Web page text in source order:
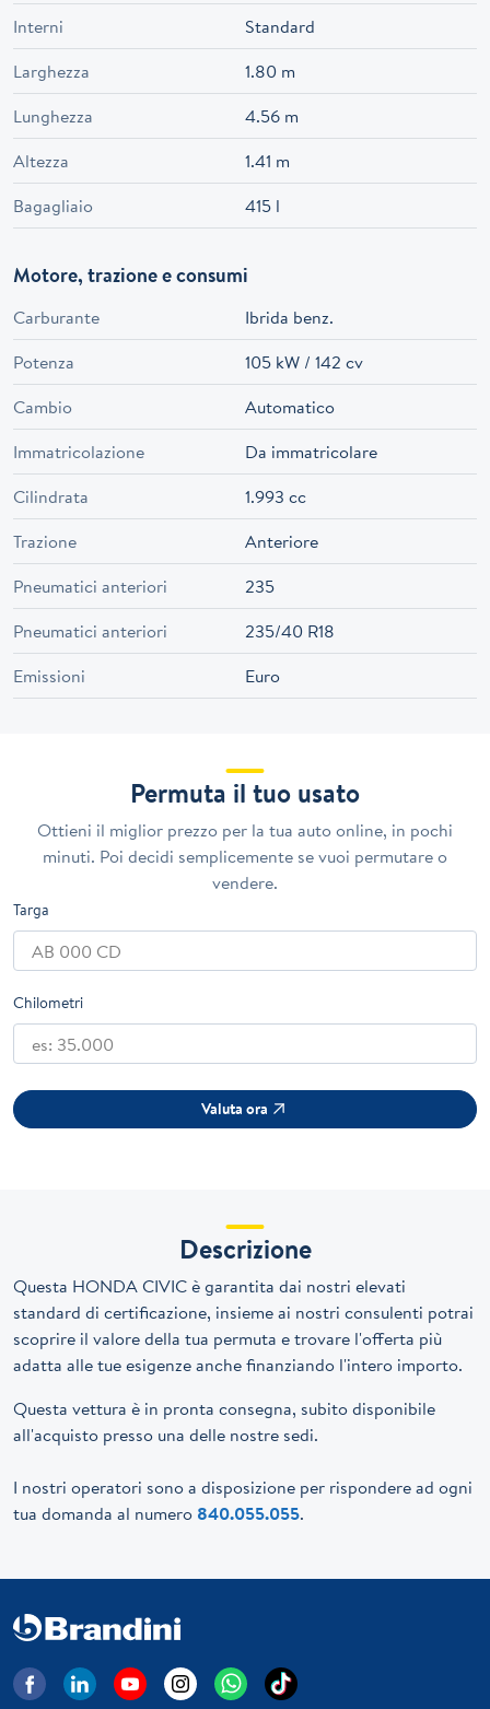
Interni
Standard
Larghezza
1.80 m
Lunghezza
4.56 m
Altezza
1.41 m
Bagagliaio
415 l
Motore, trazione e consumi
Carburante
Ibrida benz.
Potenza
105 kW / 142 cv
Cambio
Automatico
Immatricolazione
Da immatricolare
Cilindrata
1.993 cc
Trazione
Anteriore
Pneumatici anteriori
235
Pneumatici anteriori
235/40 R18
Emissioni
Euro
Permuta il tuo usato
Ottieni il miglior prezzo per la tua auto online, in pochi
minuti. Poi decidi semplicemente se vuoi permutare o
vendere.
Targa
Chilometri
Valuta ora
Descrizione
Questa HONDA CIVIC è garantita dai nostri elevati
standard di certificazione, insieme ai nostri consulenti potrai
scoprire il valore della tua permuta e trovare l'offerta più
adatta alle tue esigenze anche finanziando l'intero importo.
Questa vettura è in pronta consegna, subito disponibile
all'acquisto presso una delle nostre sedi.
I nostri operatori sono a disposizione per rispondere ad ogni
tua domanda al numero 840.055.055.